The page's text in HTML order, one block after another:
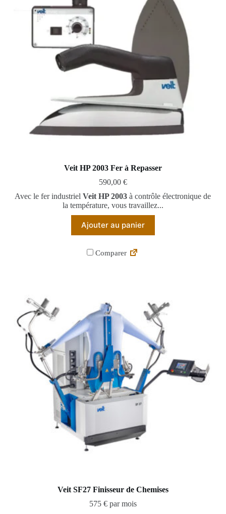
Veit HP 2003 Fer à Repasser
590,00 €
Avec le fer industrielVeit HP 2003 à contrôle électronique de
la température, vous travaillez...
Ajouter au panier
Comparer
Veit SF27 Finisseur de Chemises
575 € par mois